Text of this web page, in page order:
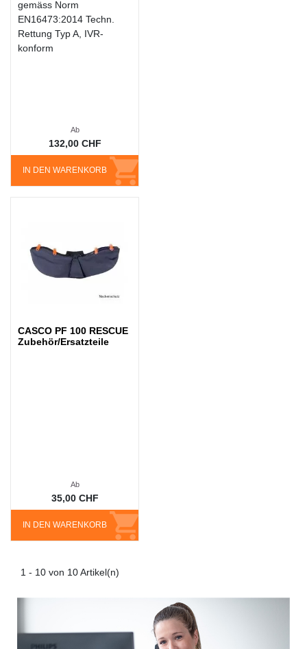
gemäss Norm
EN16473:2014 Techn.
Rettung Typ A, IVR-
konform
IN DEN WARENKORB
Ab
132,00 CHF
CASCO PF 100 RESCUE
Zubehör/Ersatzteile
IN DEN WARENKORB
Ab
35,00 CHF
1 - 10 von 10 Artikel(n)